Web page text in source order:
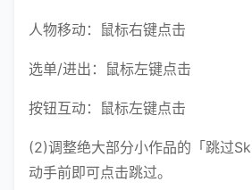
人物移动：鼠标右键点击
选单/进出：鼠标左键点击
按钮互动：鼠标左键点击
(2)调整绝大部分小作品的「跳过
动手前即可点击跳过。